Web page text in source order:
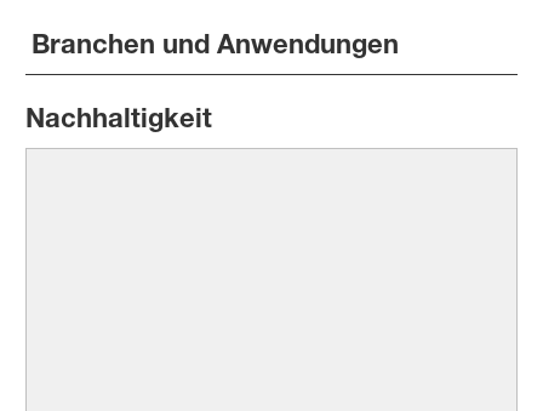
Branchen und Anwendungen
Nachhaltigkeit